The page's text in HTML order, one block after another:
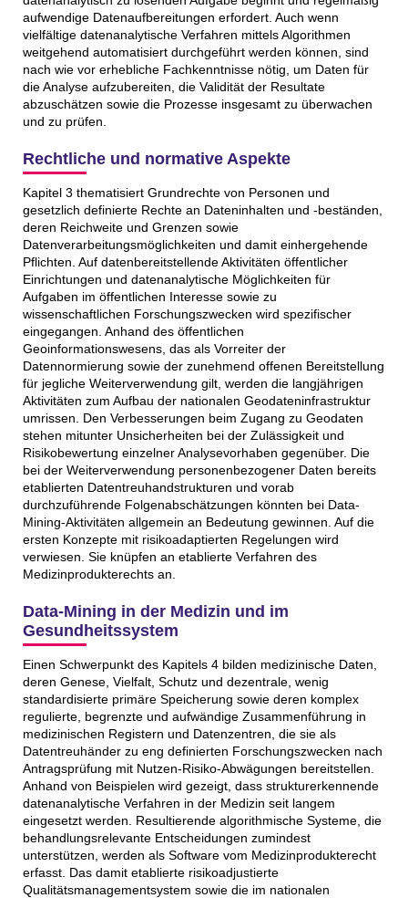
aufwendige Datenaufbereitungen erfordert. Auch wenn
vielfältige datenanalytische Verfahren mittels Algorithmen
weitgehend automatisiert durchgeführt werden können, sind
nach wie vor erhebliche Fachkenntnisse nötig, um Daten für
die Analyse aufzubereiten, die Validität der Resultate
abzuschätzen sowie die Prozesse insgesamt zu überwachen
und zu prüfen.
Rechtliche und normative Aspekte
Kapitel 3 thematisiert Grundrechte von Personen und
gesetzlich definierte Rechte an Dateninhalten und -beständen,
deren Reichweite und Grenzen sowie
Datenverarbeitungsmöglichkeiten und damit einhergehende
Pflichten. Auf datenbereitstellende Aktivitäten öffentlicher
Einrichtungen und datenanalytische Möglichkeiten für
Aufgaben im öffentlichen Interesse sowie zu
wissenschaftlichen Forschungszwecken wird spezifischer
eingegangen. Anhand des öffentlichen
Geoinformationswesens, das als Vorreiter der
Datennormierung sowie der zunehmend offenen Bereitstellung
für jegliche Weiterverwendung gilt, werden die langjährigen
Aktivitäten zum Aufbau der nationalen Geodateninfrastruktur
umrissen. Den Verbesserungen beim Zugang zu Geodaten
stehen mitunter Unsicherheiten bei der Zulässigkeit und
Risikobewertung einzelner Analysevorhaben gegenüber. Die
bei der Weiterverwendung personenbezogener Daten bereits
etablierten Datentreuhandstrukturen und vorab
durchzuführende Folgenabschätzungen könnten bei Data-
Mining-Aktivitäten allgemein an Bedeutung gewinnen. Auf die
ersten Konzepte mit risikoadaptierten Regelungen wird
verwiesen. Sie knüpfen an etablierte Verfahren des
Medizinprodukterechts an.
Data-Mining in der Medizin und im
Gesundheitssystem
Einen Schwerpunkt des Kapitels 4 bilden medizinische Daten,
deren Genese, Vielfalt, Schutz und dezentrale, wenig
standardisierte primäre Speicherung sowie deren komplex
regulierte, begrenzte und aufwändige Zusammenführung in
medizinischen Registern und Datenzentren, die sie als
Datentreuhänder zu eng definierten Forschungszwecken nach
Antragsprüfung mit Nutzen-Risiko-Abwägungen bereitstellen.
Anhand von Beispielen wird gezeigt, dass strukturerkennende
datenanalytische Verfahren in der Medizin seit langem
eingesetzt werden. Resultierende algorithmische Systeme, die
behandlungsrelevante Entscheidungen zumindest
unterstützen, werden als Software vom Medizinprodukterecht
erfasst. Das damit etablierte risikoadjustierte
Qualitätsmanagementsystem sowie die im nationalen